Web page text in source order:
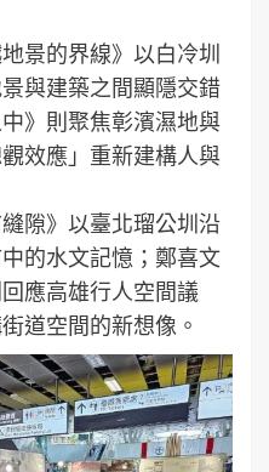
景的界線》以白冷圳
與建築之間顯隱交錯
》則聚焦彰濱濕地與
效應」重新建構人與
隙》以臺北瑠公圳沿
的水文記憶；鄭喜文
應高雄行人空間議
道空間的新想像。